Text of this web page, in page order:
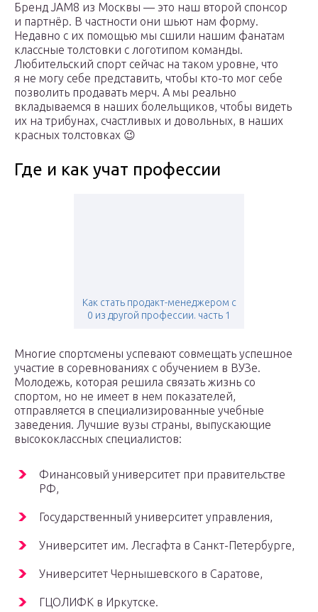
Бренд JAM8 из Москвы — это наш второй спонсор
и партнёр. В частности они шьют нам форму.
Недавно с их помощью мы сшили нашим фанатам
классные толстовки с логотипом команды.
Любительский спорт сейчас на таком уровне, что
я не могу себе представить, чтобы кто-то мог себе
позволить продавать мерч. А мы реально
вкладываемся в наших болельщиков, чтобы видеть
их на трибунах, счастливых и довольных, в наших
красных толстовках 😉
Где и как учат профессии
Как стать продакт-менеджером с
0 из другой профессии. часть 1
Многие спортсмены успевают совмещать успешное
участие в соревнованиях с обучением в ВУЗе.
Молодежь, которая решила связать жизнь со
спортом, но не имеет в нем показателей,
отправляется в специализированные учебные
заведения. Лучшие вузы страны, выпускающие
высококлассных специалистов:
Финансовый университет при правительстве
РФ,
Государственный университет управления,
Университет им. Лесгафта в Санкт-Петербурге,
Университет Чернышевского в Саратове,
ГЦОЛИФК в Иркутске.